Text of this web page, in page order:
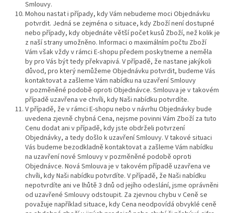
Smlouvy.
Mohou nastat i případy, kdy Vám nebudeme moci Objednávku
potvrdit. Jedná se zejména o situace, kdy Zboží není dostupné
nebo případy, kdy objednáte větší počet kusů Zboží, než kolik je
z naší strany umožněno. Informaci o maximálním počtu Zboží
Vám však vždy v rámci E-shopu předem poskytneme a neměla
by pro Vás být tedy překvapivá. V případě, že nastane jakýkoli
důvod, pro který nemůžeme Objednávku potvrdit, budeme Vás
kontaktovat a zašleme Vám nabídku na uzavření Smlouvy
v pozměněné podobě oproti Objednávce. Smlouva je v takovém
případě uzavřena ve chvíli, kdy Naši nabídku potvrdíte.
V případě, že v rámci E-shopu nebo v návrhu Objednávky bude
uvedena zjevně chybná Cena, nejsme povinni Vám Zboží za tuto
Cenu dodat ani v případě, kdy jste obdrželi potvrzení
Objednávky, a tedy došlo k uzavření Smlouvy. V takové situaci
Vás budeme bezodkladně kontaktovat a zašleme Vám nabídku
na uzavření nové Smlouvy v pozměněné podobě oproti
Objednávce. Nová Smlouva je v takovém případě uzavřena ve
chvíli, kdy Naši nabídku potvrdíte. V případě, že Naši nabídku
nepotvrdíte ani ve lhůtě 3 dnů od jejího odeslání, jsme oprávněni
od uzavřené Smlouvy odstoupit. Za zjevnou chybu v Ceně se
považuje například situace, kdy Cena neodpovídá obvyklé ceně